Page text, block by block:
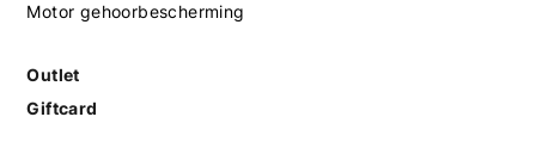
Motor gehoorbescherming
Outlet
Giftcard